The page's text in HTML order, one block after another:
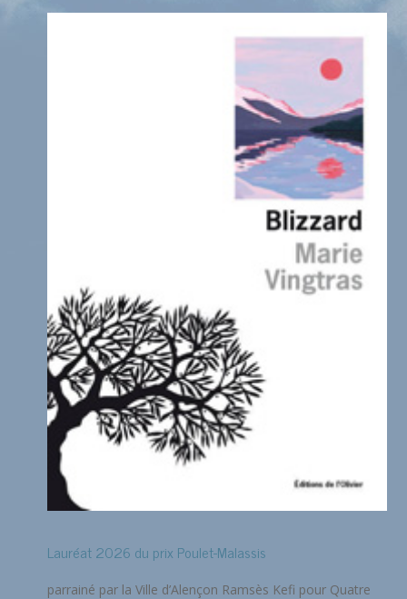
Lauréat 2026 du prix Poulet-Malassis
parrainé par la Ville d’Alençon Ramsès Kefi pour Quatre